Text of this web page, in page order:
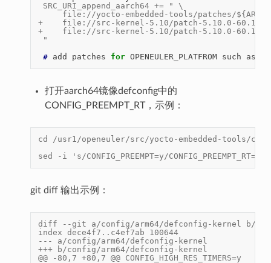
SRC_URI_append_aarch64 += " \
file://yocto-embedded-tools/patches/
+    file://src-kernel-5.10/patch-5.10.0-
+    file://src-kernel-5.10/patch-5.10.0-
"
# add patches for OPENEULER_PLATFROM such as
打开aarch64镜像defconfig中的
CONFIG_PREEMPT_RT，示例：
cd /usr1/openeuler/src/yocto-embedded-tools/
sed -i 's/CONFIG_PREEMPT=y/
git diff 输出示例：
diff --git a/config/arm64/defconfig-kernel b/
index dece4f7..c4ef7ab 100644
--- a/config/arm64/defconfig-kernel
+++ b/config/arm64/defconfig-kernel
@@ -80,7 +80,7 @@ CONFIG_HIGH_RES_TIMERS=y